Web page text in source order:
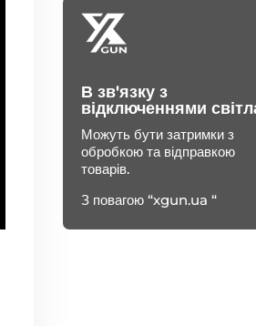
В зв'язку з
відключеннями
Можуть бути затримки з
обробкою та відправкою
товарів.
З повагою “xgun.ua “